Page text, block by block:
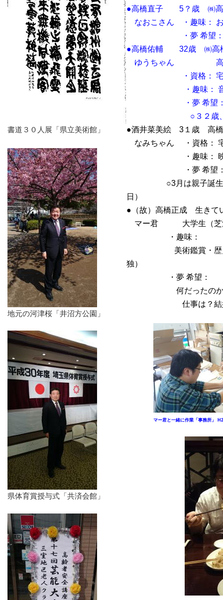
書道３０人展「県立美術館」
地元の河津桜「井沼方公園」
県体育賞授与式「共済会館」
●高橋直子 5？歳 ㈱高
なおこさん ・趣味： お
・夢 希望：
●高橋佑輔 32歳 ㈱高橋
ゆうちゃん 高橋
・資格： 宅地建
・趣味： 音楽・
・夢 希望： 結
○３２歳、働
●酒井菜美絵 3１歳 高橋
なみちゃん
・資格：
・趣味：
・夢 希望： 明
○3月は親子誕生日、
日）
●（故）高橋正成 生きて
マー君 大学生（
・趣味：
美術鑑賞・歴史考
独）
・夢 希望：
何だったのか？数
仕事は？結婚は？
マー君と一緒に作業「事務所」